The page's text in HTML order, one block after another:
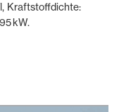
Kraftstoffdichte:
kW.